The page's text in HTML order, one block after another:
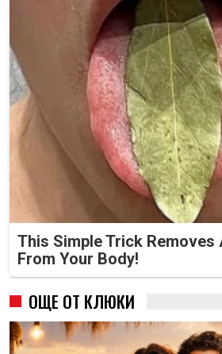
This Simple Trick Removes
From Your Body!
ОЩЕ ОТ КЛЮКИ